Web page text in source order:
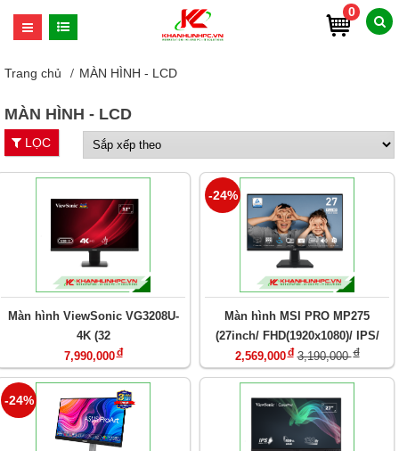
0
Trang chủ MÀN HÌNH - LCD
MÀN HÌNH - LCD
LỌC
Màn hình ViewSonic VG3208U-
4K (32
inch/4K/60Hz/4ms/VA/HDR10)
7,990,000đ
-24%
Màn hình MSI PRO MP275
(27inch/ FHD(1920x1080)/ IPS/
100Hz/ 1ms (MPRT) / 4ms (GTG))
2,569,000đ 3,190,000đ
-24%